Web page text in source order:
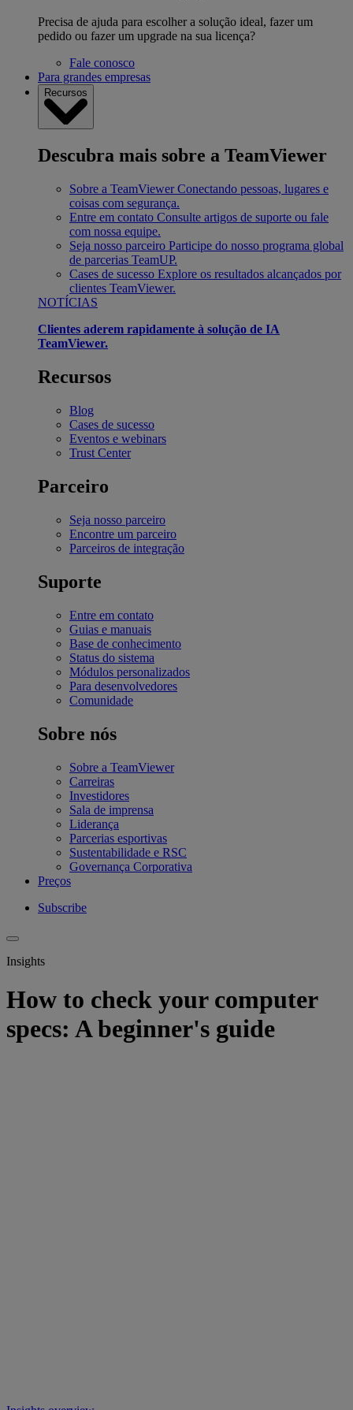
Precisa de ajuda para escolher a solução ideal, fazer um
pedido ou fazer um upgrade na sua licença?
Fale conosco
Para grandes empresas
Recursos
Descubra mais sobre a TeamViewer
Sobre a TeamViewer Conectando pessoas, lugares e
coisas com segurança.
Entre em contato Consulte artigos de suporte ou fale
com nossa equipe.
Seja nosso parceiro Participe do nosso programa global
de parcerias TeamUP.
Cases de sucesso Explore os resultados alcançados por
clientes TeamViewer.
NOTÍCIAS
Clientes aderem rapidamente à solução de IA
TeamViewer.
Recursos
Blog
Cases de sucesso
Eventos e webinars
Trust Center
Parceiro
Seja nosso parceiro
Encontre um parceiro
Parceiros de integração
Suporte
Entre em contato
Guias e manuais
Base de conhecimento
Status do sistema
Módulos personalizados
Para desenvolvedores
Comunidade
Sobre nós
Sobre a TeamViewer
Carreiras
Investidores
Sala de imprensa
Liderança
Parcerias esportivas
Sustentabilidade e RSC
Governança Corporativa
Preços
Subscribe
Insights
How to check your computer
specs: A beginner's guide